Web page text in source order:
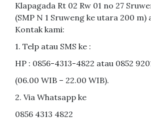
Klapagada Rt 02 Rw 01 no 27
(SMP N 1 Sruweng ke utara 200 m)
Kontak kami:
1. Telp atau SMS ke :
HP : 0856-4313-4822 atau 0852
(06.00 WIB – 22.00 WIB).
2. Via Whatsapp ke
0856 4313 4822